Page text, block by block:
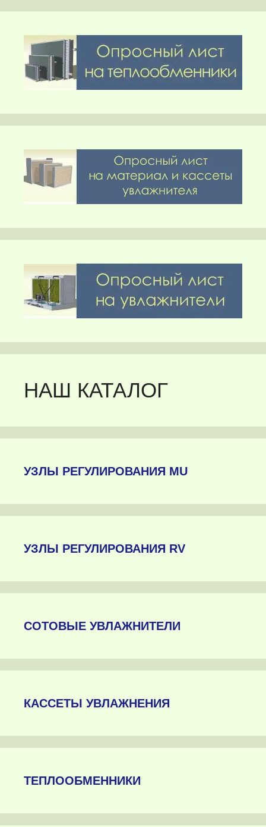
НАШ КАТАЛОГ
УЗЛЫ РЕГУЛИРОВАНИЯ MU
УЗЛЫ РЕГУЛИРОВАНИЯ RV
СОТОВЫЕ УВЛАЖНИТЕЛИ
КАССЕТЫ УВЛАЖНЕНИЯ
ТЕПЛООБМЕННИКИ